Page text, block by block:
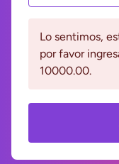
Lo sentimos,
por favor
10000.00.